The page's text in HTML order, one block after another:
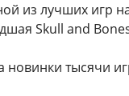
из лучших игр
Skull and
новинки тысячи